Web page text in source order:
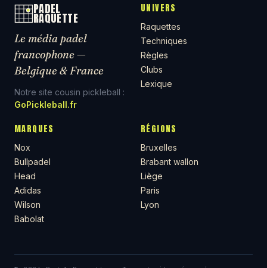
PADEL
RAQUETTE
Le média padel
francophone —
Belgique & France
Notre site cousin pickleball :
GoPickleball.fr
UNIVERS
Raquettes
Techniques
Règles
Clubs
Lexique
MARQUES
Nox
Bullpadel
Head
Adidas
Wilson
Babolat
RÉGIONS
Bruxelles
Brabant wallon
Liège
Paris
Lyon